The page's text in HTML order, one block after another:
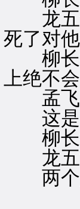
龙五道
死了对
柳长街
上绝不
孟飞
这是
柳长街
龙五
两个人